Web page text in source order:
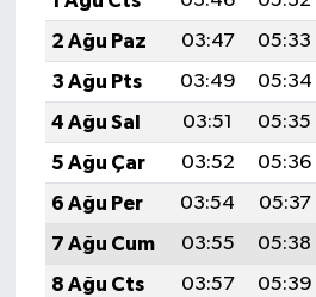
2 Ağu Paz
03:47 05:33
3 Ağu Pts
03:49 05:34
4 Ağu Sal
03:51 05:35
5 Ağu Çar
03:52 05:36
6 Ağu Per
03:54 05:37
7 Ağu Cum
03:55 05:38
8 Ağu Cts
03:57 05:39